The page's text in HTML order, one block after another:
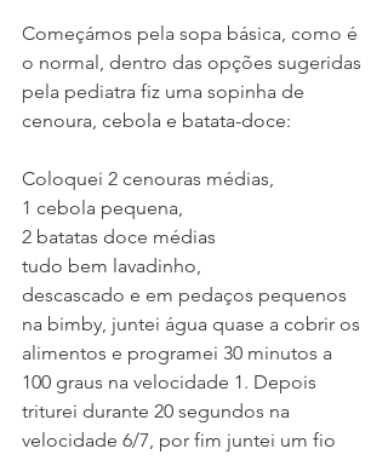
Começámos pela sopa básica, como é
o normal, dentro das opções sugeridas
pela pediatra fiz uma sopinha de
cenoura, cebola e batata-doce:
Coloquei 2 cenouras médias,
1 cebola pequena,
2 batatas doce médias
tudo bem lavadinho,
descascado e em pedaços pequenos
na bimby, juntei água quase a cobrir os
alimentos e programei 30 minutos a
100 graus na velocidade 1. Depois
triturei durante 20 segundos na
velocidade 6/7, por fim juntei um fio